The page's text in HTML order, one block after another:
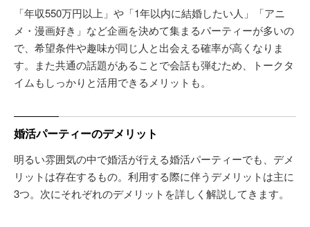
「年収550万円以上」や「1年以内に結婚したい人」「アニ
メ・漫画好き」など企画を決めて集まるパーティーが多いの
で、希望条件や趣味が同じ人と出会える確率が高くなりま
す。また共通の話題があることで会話も弾むため、トークタ
イムもしっかりと活用できるメリットも。
婚活パーティーのデメリット
明るい雰囲気の中で婚活が行える婚活パーティーでも、デメ
リットは存在するもの。利用する際に伴うデメリットは主に
3つ。次にそれぞれのデメリットを詳しく解説してきます。